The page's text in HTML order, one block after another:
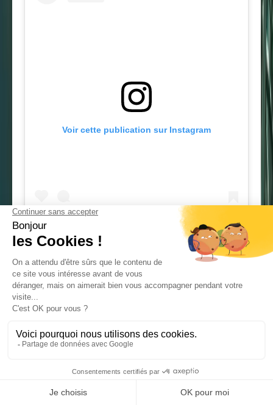
Voir cette publication sur Instagram
CONTEXTE
Conformément à son activité de vente en ligne de
clôtures, de grillages et de portails qu’elle réalise au
rapport qu’entretiennent les Français avec leur extérieur.
MÉTHODOLOGIE